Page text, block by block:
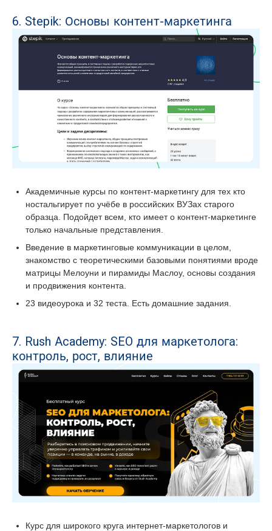
6. Stepik: Основы контент-маркетинга
Академичные курсы по контент-маркетингу для тех кто
ностальгирует по учёбе в российских ВУЗах старого
образца. Подойдет всем, кто имеет о контент-маркетинге
только начальные представления.
Введение в маркетинговые коммуникации в целом,
знакомство с теоретическими базовыми понятиями вроде
матрицы Мелоуни и пирамиды Маслоу, основы создания
и продвижения контента.
23 видеоурока и 32 теста. Есть домашние задания.
7. Rush Academy: SEO для маркетолога:
контроль, рост, влияние
Курс для широкого круга интернет-маркетологов и